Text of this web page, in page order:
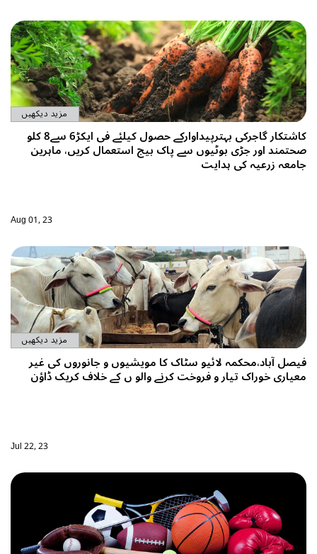
مزید دیکھیں
کاشتکار گاجرکی بہترپیداوارکے حصول کیلئے فی ایکڑ6 سے8 کلو
صحتمند اور جڑی بوٹیوں سے پاک بیج استعمال کریں، ماہرین
جامعہ زرعیہ کی ہدایت
Aug 01, 23
مزید دیکھیں
فیصل آباد،محکمہ لائیو سٹاک کا مویشیوں و جانوروں کی غیر
معیاری خوراک تیار و فروخت کرنے والو ں کے خلاف کریک ڈاؤن
Jul 22, 23